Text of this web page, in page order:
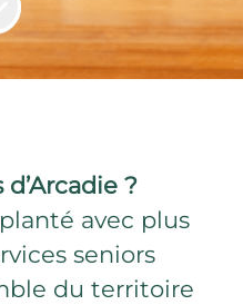
?
avec plus
seniors
du territoire